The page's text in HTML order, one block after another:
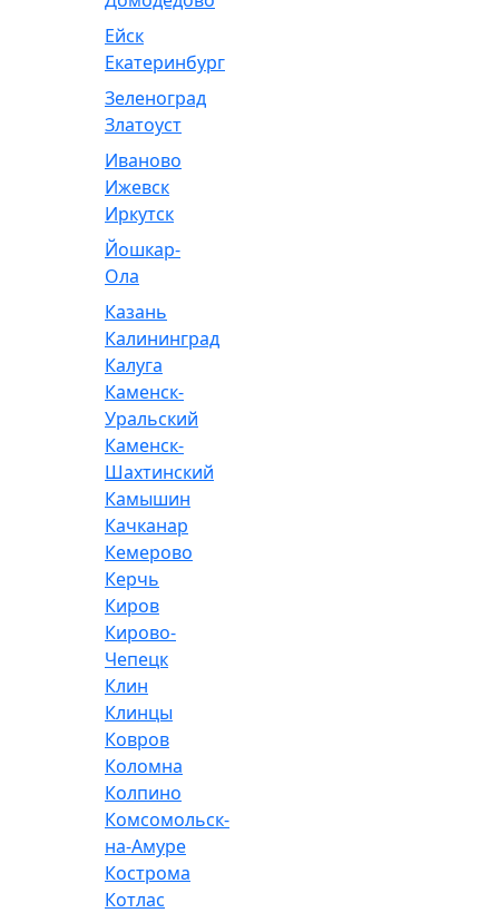
Ейск
Екатеринбург
Зеленоград
Златоуст
Иваново
Ижевск
Иркутск
Йошкар-
Ола
Казань
Калининград
Калуга
Каменск-
Уральский
Каменск-
Шахтинский
Камышин
Качканар
Кемерово
Керчь
Киров
Кирово-
Чепецк
Клин
Клинцы
Ковров
Коломна
Колпино
Комсомольск-
на-Амуре
Кострома
Котлас